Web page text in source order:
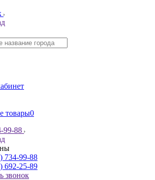
товары0
99-88
734-99-88
692-25-89
звонок